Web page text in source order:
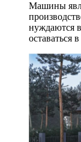
Машины
нуждаются
оставаться